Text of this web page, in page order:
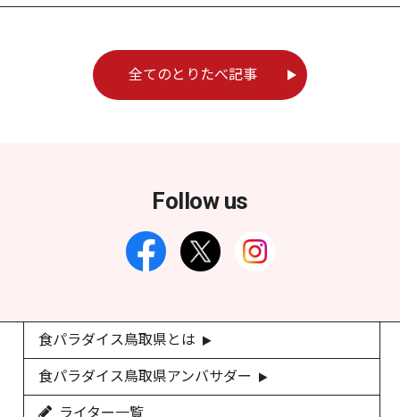
全てのとりたべ記事
Follow us
食パラダイス鳥取県とは
食パラダイス鳥取県アンバサダー
ライター一覧